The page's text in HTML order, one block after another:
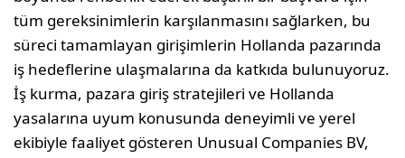
tüm gereksinimlerin karşılanmasını sağlarken, bu
süreci tamamlayan girişimlerin Hollanda pazarında
iş hedeflerine ulaşmalarına da katkıda bulunuyoruz.
İş kurma, pazara giriş stratejileri ve Hollanda
yasalarına uyum konusunda deneyimli ve yerel
ekibiyle faaliyet gösteren Unusual Companies BV,